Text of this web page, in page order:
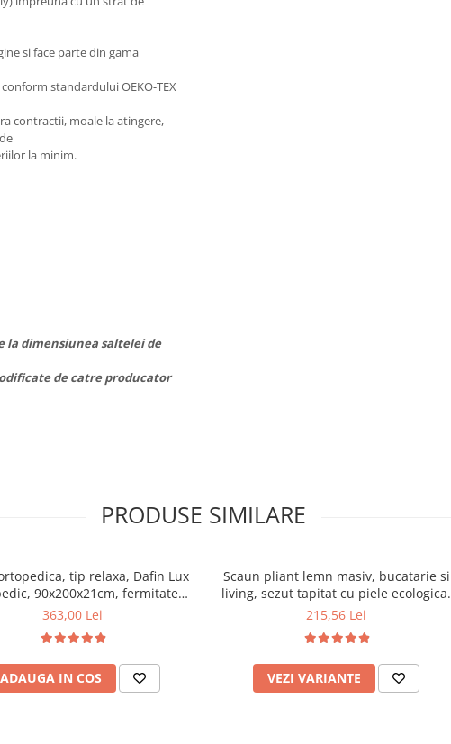
si face parte din gama
standardului OEKO-TEX
contractii, moale la atingere,
la minim.
la dimensiunea saltelei de
de catre producator
PRODUSE SIMILARE
tip relaxa, Dafin Lux
90x200x21cm, fermitate
plasa de arcuri tip Bonell, fata
Salt Confort
363,00 Lei
ADAUGA IN COS
Scaun pliant lemn masiv, bucatarie si
living, sezut tapitat cu piele ecologica,
100 kg, cires
215,56 Lei
VEZI VARIANTE